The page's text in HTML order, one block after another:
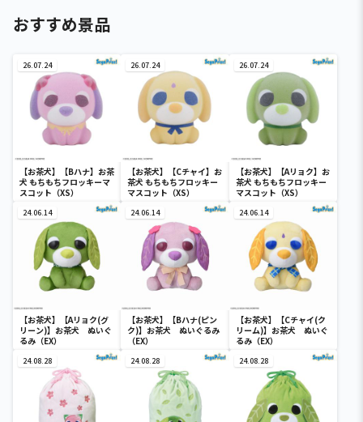
おすすめ景品
26.07.24
【お茶犬】【Bハナ】お茶
犬 もちもちフロッキーマ
スコット（XS）
26.07.24
【お茶犬】【Cチャイ】お
茶犬 もちもちフロッキー
マスコット（XS）
26.07.24
【お茶犬】【Aリョク】お
茶犬 もちもちフロッキー
マスコット（XS）
24.06.14
【お茶犬】【Aリョク(グ
リーン)】お茶犬 ぬいぐ
るみ（EX）
24.06.14
【お茶犬】【Bハナ(ピン
ク)】お茶犬 ぬいぐるみ
（EX）
24.06.14
【お茶犬】【Cチャイ(ク
リーム)】お茶犬 ぬいぐ
るみ（EX）
24.08.28 24.08.28 24.08.28